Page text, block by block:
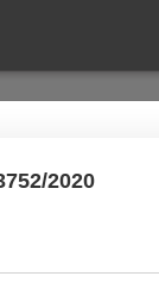
2020